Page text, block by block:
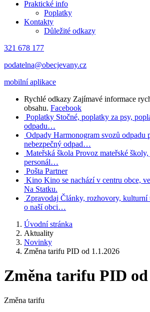
Praktické info
Poplatky
Kontakty
Důležité odkazy
321 678 177
podatelna@obecjevany.cz
mobilní aplikace
Rychlé odkazy Zajímavé informace
obsahu. Facebook
Poplatky Stočné, poplatky za psy,
odpadu…
Odpady Harmonogram svozů odpadu
nebezpečný odpad…
Mateřská škola Provoz mateřské
personál…
Pošta Partner
Kino Kino se nachází v centru obce,
Na Statku.
Zpravodaj Články, rozhovory, kulturní
o naší obci…
Úvodní stránka
Aktuality
Novinky
Změna tarifu PID od 1.1.2026
Změna tarifu PID od
Změna tarifu